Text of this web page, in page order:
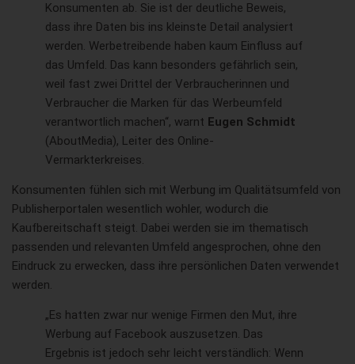
Konsumenten ab. Sie ist der deutliche Beweis,
dass ihre Daten bis ins kleinste Detail analysiert
werden. Werbetreibende haben kaum Einfluss auf
das Umfeld. Das kann besonders gefährlich sein,
weil fast zwei Drittel der Verbraucherinnen und
Verbraucher die Marken für das Werbeumfeld
verantwortlich machen“, warnt Eugen Schmidt
(AboutMedia), Leiter des Online-
Vermarkterkreises.
Konsumenten fühlen sich mit Werbung im Qualitätsumfeld von
Publisherportalen wesentlich wohler, wodurch die
Kaufbereitschaft steigt. Dabei werden sie im thematisch
passenden und relevanten Umfeld angesprochen, ohne den
Eindruck zu erwecken, dass ihre persönlichen Daten verwendet
werden.
„Es hatten zwar nur wenige Firmen den Mut, ihre
Werbung auf Facebook auszusetzen. Das
Ergebnis ist jedoch sehr leicht verständlich: Wenn